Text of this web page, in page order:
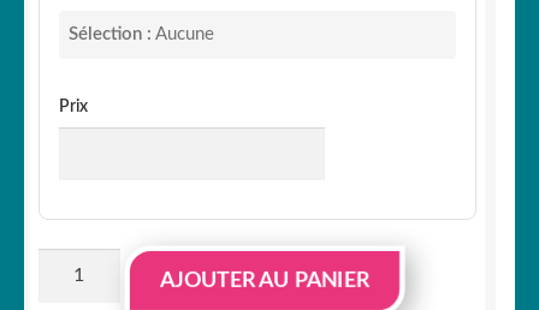
Sélection : Aucune
Prix
AJOUTER AU PANIER